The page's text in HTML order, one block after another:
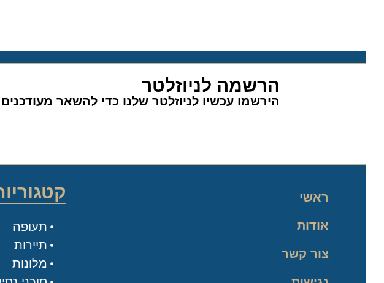
הרשמה לניוזלטר
הירשמו עכשיו לניוזלטר שלנו כדי להשאר מעודכנים
ראשי
אודות
צור קשר
קטגוריות
תעופה
תיירות
מלונות